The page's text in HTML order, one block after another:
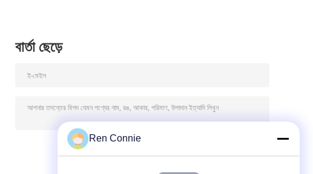
বার্তা ছেড়ে
Ren Connie